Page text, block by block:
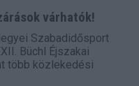
várhatók!
Szabadidősport
Büchl Éjszakai
több közlekedési